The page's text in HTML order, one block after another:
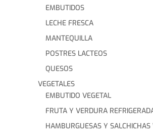
EMBUTIDOS
LECHE FRESCA
MANTEQUILLA
POSTRES LACTEOS
QUESOS
VEGETALES
EMBUTIDO VEGETAL
FRUTA Y VERDURA
HAMBURGUESAS Y SALCHICHAS